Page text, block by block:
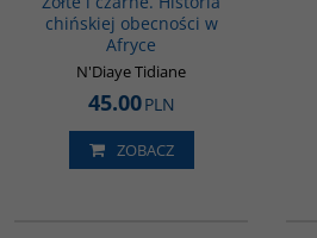
chińskiej obecności w
Afryce
N'Diaye Tidiane
45.00PLN
ZOBACZ